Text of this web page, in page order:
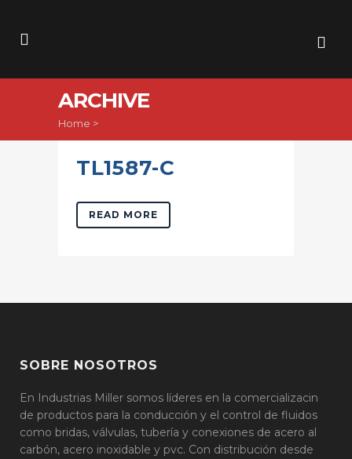
ARCHIVE
Home >
TL1587-C
READ MORE
SOBRE NOSOTROS
En Industrias Miller somos líderes en la comercializacin
de productos para la conducción y el control de fluidos
como bridas, válvulas, tubería y conexiones de acero al
carbón, acero inoxidable y pvc. Con distribución desde